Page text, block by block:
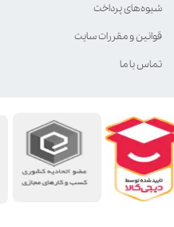
شیوه‌های پرداخت
قوانین و مقررات سایت
تماس با ما